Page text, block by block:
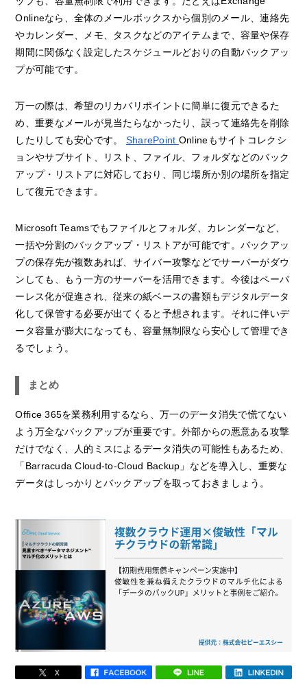
Onlineなら、全体のメールボックスから個別のメール、連絡先
やカレンダー、メモ、タスクなどのアイテムまで、容量や保存
期間に関係なく設定したスケジュールどおりの自動バックアッ
プが可能です。
万一の際は、希望のリカバリポイントに簡単に復元できるた
め、重要なメールが見当たらなかったり、誤って連絡先を削除
したりしても安心です。 SharePoint Onlineもサイトコレクシ
ョンやサブサイト、リスト、ファイル、フォルダなどのバック
アップ・リストアに対応しており、同じ場所か別の場所を指定
して復元できます。
Microsoft Teamsでもファイルとフォルダ、カレンダーなど、
一括や分割のバックアップ・リストアが可能です。バックアッ
プの保存先が複数あれば、サイバー攻撃などでサーバーがダウ
ンしても、もう一方のサーバーを活用できます。今後はペーパ
ーレス化が促進され、従来の紙ベースの書類もデジタルデータ
化して保管する必要が出てくると予想されます。それに伴いデ
ータ容量が膨大になっても、容量無制限なら安心して管理でき
るでしょう。
まとめ
Office 365を業務利用するなら、万一のデータ消失で慌てない
よう万全なバックアップが重要です。外部からの悪意ある攻撃
だけでなく、人的ミスによるデータ消失の可能性もあるため、
「Barracuda Cloud-to-Cloud Backup」などを導入し、重要な
データはしっかりとバックアップを取っておきましょう。